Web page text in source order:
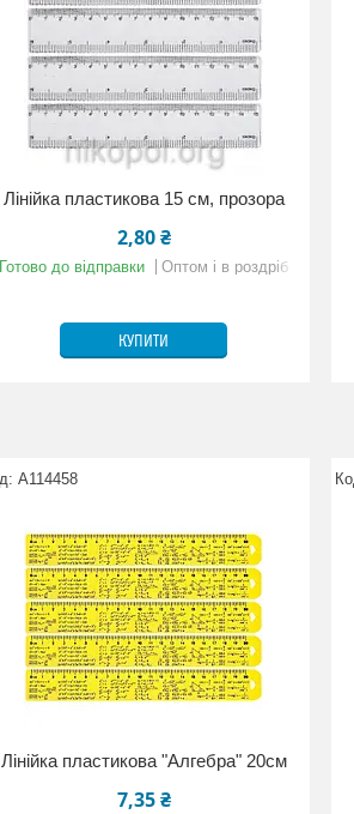
Лінійка пластикова 15 см, прозора
2,80 ₴
Готово до відправки Оптом і в роздріб
КУПИТИ
А114458
Лінійка пластикова "Алгебра" 20см
7,35 ₴